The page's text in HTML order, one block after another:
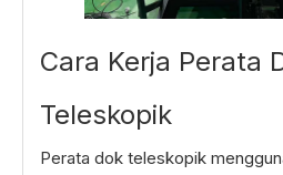
Cara Kerja Perata
Teleskopik
Perata dok teleskopik